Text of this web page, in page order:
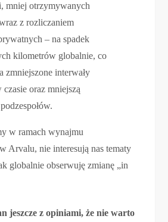
mniej otrzymywanych
z rozliczaniem
– na spadek
kilometrów globalnie, co
zmniejszone interwały
oraz mniejszą
w ramach wynajmu
Arvalu, nie interesują nas tematy
globalnie obserwuję zmianę „in
jeszcze z opiniami, że nie warto